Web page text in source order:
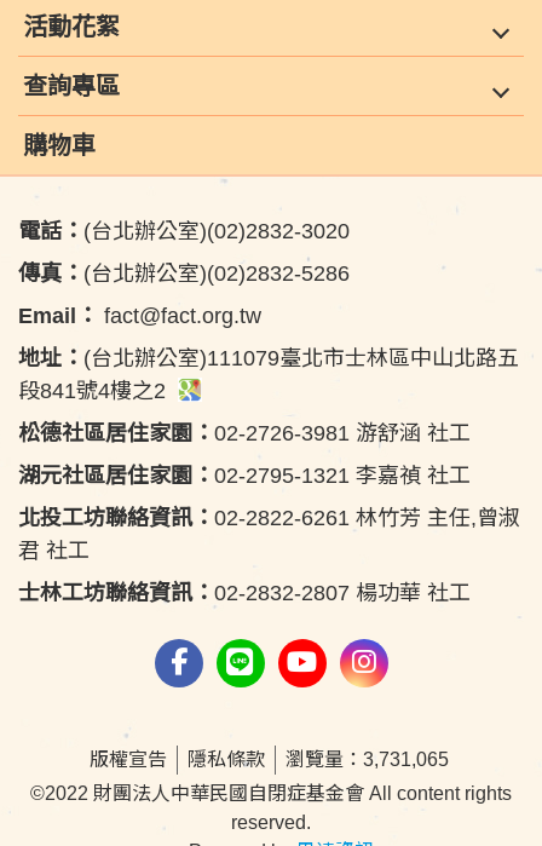
活動花絮
查詢專區
購物車
電話： (台北辦公室)(02)2832-3020
傳真： (台北辦公室)(02)2832-5286
Email： fact@fact.org.tw
地址： (台北辦公室)111079臺北市士林區中山北路五
段841號4樓之2
松德社區居住家園： 02-2726-3981 游舒涵 社工
湖元社區居住家園： 02-2795-1321 李嘉禎 社工
北投工坊聯絡資訊： 02-2822-6261 林竹芳 主任,曾淑
君 社工
士林工坊聯絡資訊： 02-2832-2807 楊功華 社工
版權宣告 隱私條款
瀏覽量：3,731,065
©2022 財團法人中華民國自閉症基金會 All content rights
reserved.